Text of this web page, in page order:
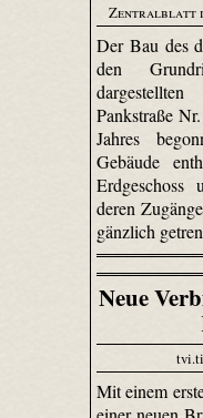
Zentralblatt
Der Bau des
den
Pankstraße
Jahres
Gebäude
deren
gänzlich
Neue
Mit einem